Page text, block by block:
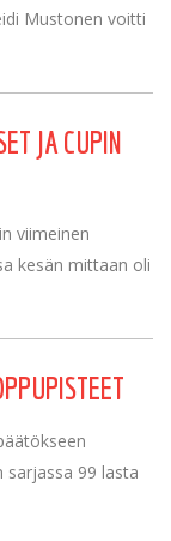
Mustonen voitti
JA CUPIN
viimeinen
kesän mittaan oli
sarjassa 99 lasta